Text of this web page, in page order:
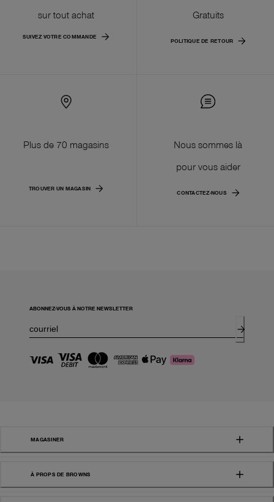
sur tout achat
SUIVEZ VOTRE COMMANDE
Gratuits
POLITIQUE DE RETOUR
Plus de 70 magasins
TROUVER UN MAGASIN
Nous sommes là
pour vous aider
CONTACTEZ-NOUS
ABONNEZ-VOUS À NOTRE NEWSLETTER
MAGASINER
À PROPS DE BROWNS